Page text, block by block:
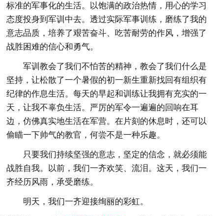
标准的军事化的生活。以饱满的政治热情，用心的学习
态度投身到军训中去。透过实际军事训练，磨练了我的
意志品质，培养了艰苦奋斗、吃苦耐劳的作风，增强了
战胜困难的信心和勇气。
军训教会了我们不怕苦的精神，教会了我们什么是
坚持，让松散了一个暑假的初一新生重新找回有组织有
纪律的作息生活。每天的早起和训练让我拥有充实的一
天，让我不辜负生活。严厉的军令一遍遍的回响在耳
边，仿佛真实地生活在军营。在片刻的休息时，还可以
偷瞄一下帅气的教官，何尝不是一种乐趣。
只要我们持续坚强的意志，坚定的信念，就必须能
战胜自我。以前，我们一齐欢笑、流泪。这天，我们一
齐经历风雨，承受磨练。
明天，我们一齐迎接绚丽的彩虹。